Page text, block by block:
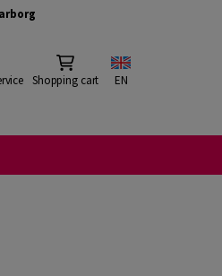
Shopping cart EN